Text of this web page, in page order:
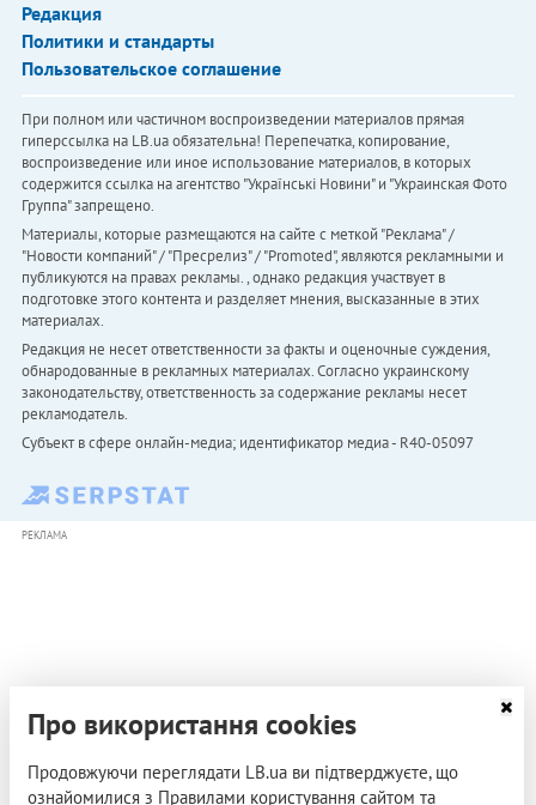
Редакция
Политики и стандарты
Пользовательское соглашение
При полном или частичном воспроизведении материалов прямая
гиперссылка на LB.ua обязательна! Перепечатка, копирование,
воспроизведение или иное использование материалов, в которых
содержится ссылка на агентство "Українськi Новини" и "Украинская Фото
Группа" запрещено.
Материалы, которые размещаются на сайте с меткой "Реклама" /
"Новости компаний" / "Пресрелиз" / "Promoted", являются рекламными и
публикуются на правах рекламы. , однако редакция участвует в
подготовке этого контента и разделяет мнения, высказанные в этих
материалах.
Редакция не несет ответственности за факты и оценочные суждения,
обнародованные в рекламных материалах. Согласно украинскому
законодательству, ответственность за содержание рекламы несет
рекламодатель.
Субъект в сфере онлайн-медиа; идентификатор медиа - R40-05097
РЕКЛАМА
Про використання cookies
Продовжуючи переглядати LB.ua ви підтверджуєте, що
ознайомилися з Правилами користування сайтом та